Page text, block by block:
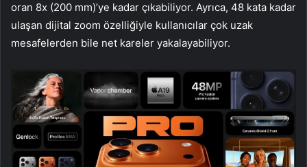
oran 8x (200 mm)’ye kadar çıkabiliyor. Ayrıca, 48 kata kadar
ulaşan dijital zoom özelliğiyle kullanıcılar çok uzak
mesafelerden bile net kareler yakalayabiliyor.